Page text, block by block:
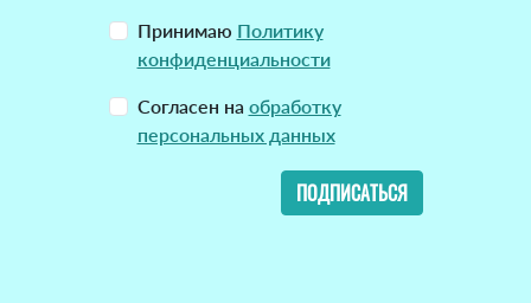
Принимаю Политику
конфиденциальности
Согласен на обработку
персональных данных
ПОДПИСАТЬСЯ